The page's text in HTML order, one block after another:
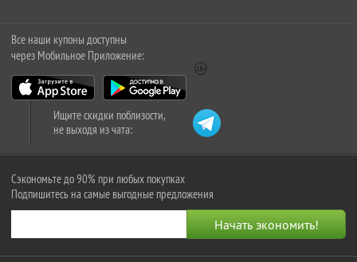
Все наши купоны доступны
через Мобильное Приложение:
Ищите скидки поблизости,
не выходя из чата:
Сэкономьте до 90% при любых покупках
Подпишитесь на самые выгодные предложения